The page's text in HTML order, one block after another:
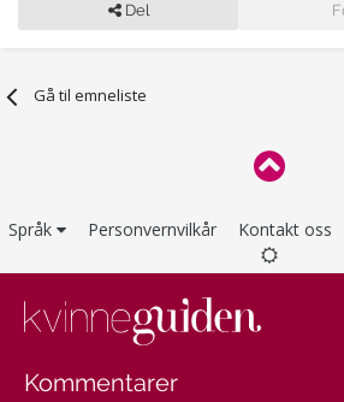
Del
Gå til emneliste
Språk Personvernvilkår Kontakt oss
Kommentarer